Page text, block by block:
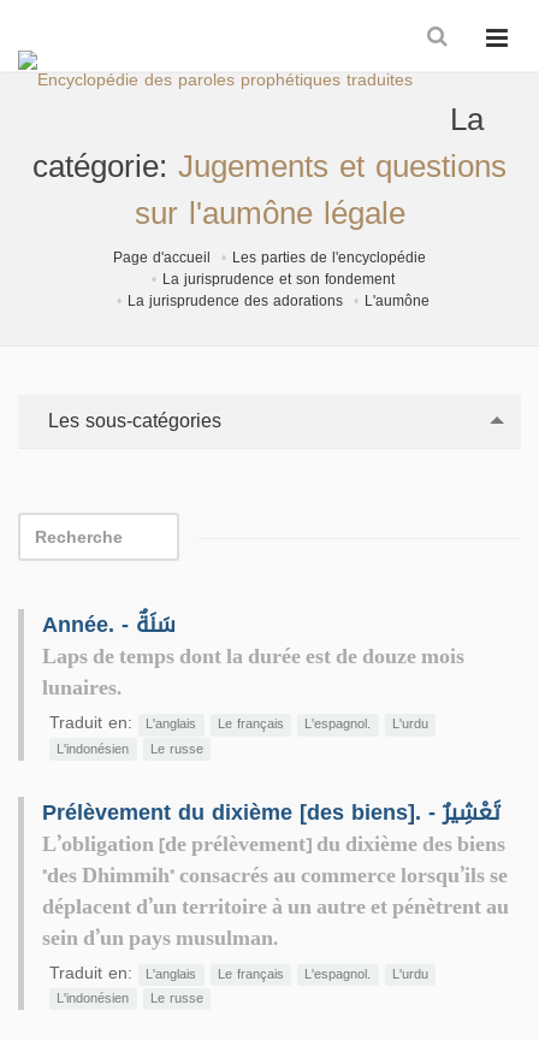
La
catégorie: Jugements et questions
sur l'aumône légale
Page d'accueil
Les parties de l'encyclopédie
La jurisprudence et son fondement
La jurisprudence des adorations
L'aumône
Les sous-catégories
Année. - سَنَةٌ
Laps de temps dont la durée est de douze mois
lunaires.
Traduit en: L'anglais Le français L'espagnol.
L'urdu
L'indonésien
Le russe
Prélèvement du dixième [des biens]. - تَعْشِيرٌ
L’obligation [de prélèvement] du dixième des biens
"des Dhimmih" consacrés au commerce lorsqu’ils se
déplacent d’un territoire à un autre et pénètrent au
sein d’un pays musulman.
Traduit en: L'anglais Le français L'espagnol.
L'urdu
L'indonésien
Le russe